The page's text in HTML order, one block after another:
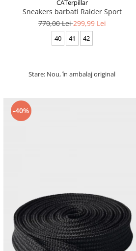
CATerpillar
Sneakers barbati Raider Sport
770,00 Lei299,99 Lei
40 41 42
Stare: Nou, în ambalaj original
-40%